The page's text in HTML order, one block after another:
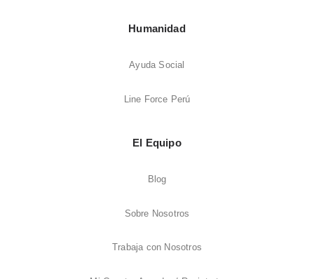
Humanidad
Ayuda Social
Line Force Perú
El Equipo
Blog
Sobre Nosotros
Trabaja con Nosotros